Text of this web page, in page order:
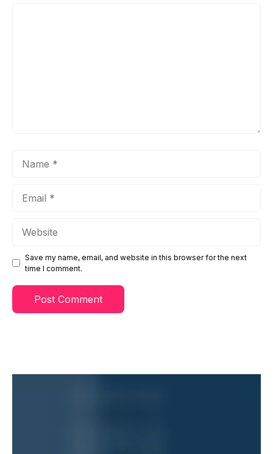
Save my name, email, and website in this browser for the next
time I comment.